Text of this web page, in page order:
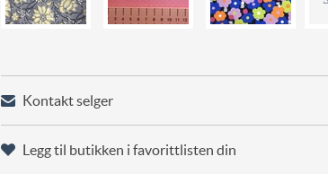
Kontakt selger
Legg til butikken i favorittlisten din